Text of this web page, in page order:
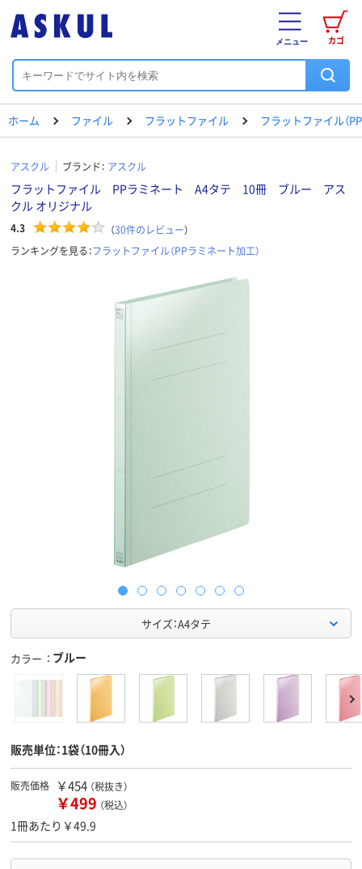
カゴ
メニュー
ホーム ファイル フラットファイル フラットファイル（
アスクル ブランド： アスクル
フラットファイル PPラミネート A4タテ 10冊 ブルー アス
クル オリジナル
4.3 （30件のレビュー）
ランキングを見る：フラットファイル（PPラミネート加工）
サイズ：A4タテ
カラー ブルー
販売単位：1袋（10冊入）
販売価格 ￥454 （税抜き）
￥499 （税込）
1冊あたり￥49.9